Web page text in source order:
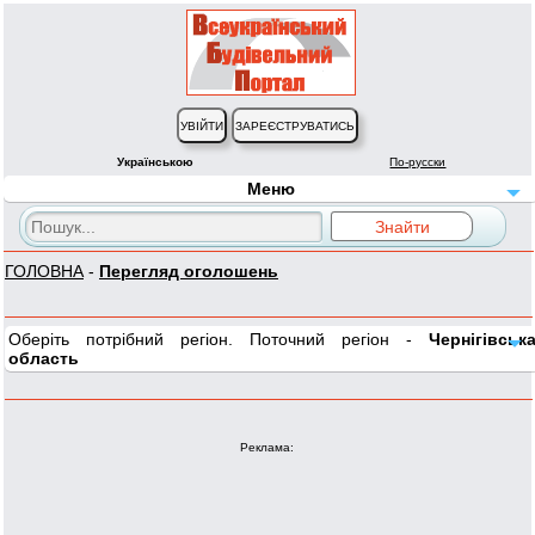
Українською По-русски
Меню
ГОЛОВНА - Перегляд оголошень
Оберіть потрібний регіон. Поточний регіон - Чернігівська
область
Реклама: